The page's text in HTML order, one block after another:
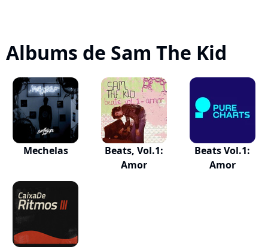
Albums de Sam The Kid
Mechelas
Beats, Vol.1:
Amor
Beats Vol.1:
Amor